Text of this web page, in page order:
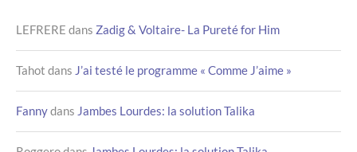
LEFRERE dans Zadig & Voltaire- La Pureté for Him
Tahot dans J’ai testé le programme « Comme J’aime »
Fannydans Jambes Lourdes: la solution Talika